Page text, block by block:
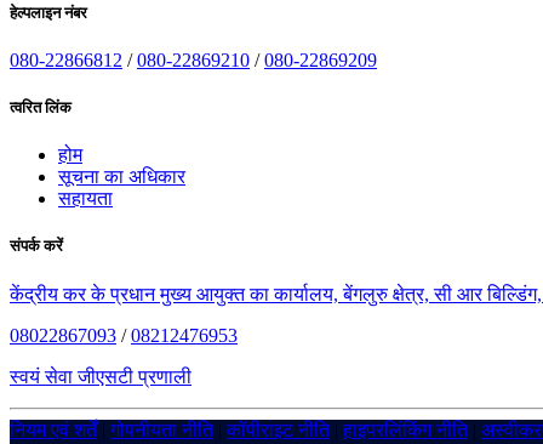
हेल्पलाइन नंबर
080-22866812 /080-22869210 /080-22869209
त्वरित लिंक
होम
सूचना का अधिकार
सहायता
संपर्क करें
केंद्रीय कर के प्रधान मुख्य आयुक्त का कार्यालय, बेंगलुरु क्षेत्र, सी आर
08022867093 /08212476953
स्वयं सेवा जीएसटी प्रणाली
नियम एवं शर्तें|गोपनीयता नीति|कॉपीराइट नीति|हाइपरलिंकिंग नीति|